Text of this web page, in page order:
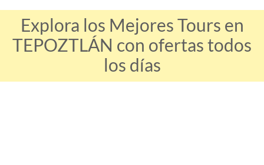
Explora los Mejores Tours en
TEPOZTLÁN con ofertas todos
los días